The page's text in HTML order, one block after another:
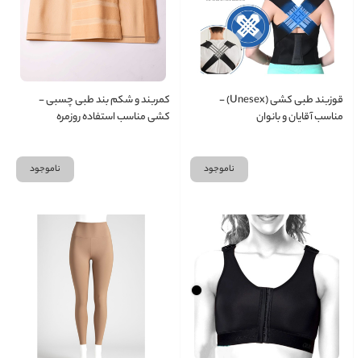
قوزبند طبی کشی (Unesex) -
مناسب آقایان و بانوان
ناموجود
کمربند و شکم بند طبی چسبی -
کشی مناسب استفاده روزمره
ناموجود